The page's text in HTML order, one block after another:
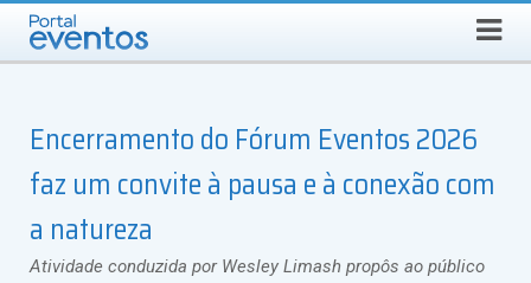
SEXTA-FEIRA, 7 DE AGOSTO DE 2026 Busca
Encerramento do Fórum Eventos 2026
faz um convite à pausa e à conexão com
a natureza
Atividade conduzida por Wesley Limash propôs ao público